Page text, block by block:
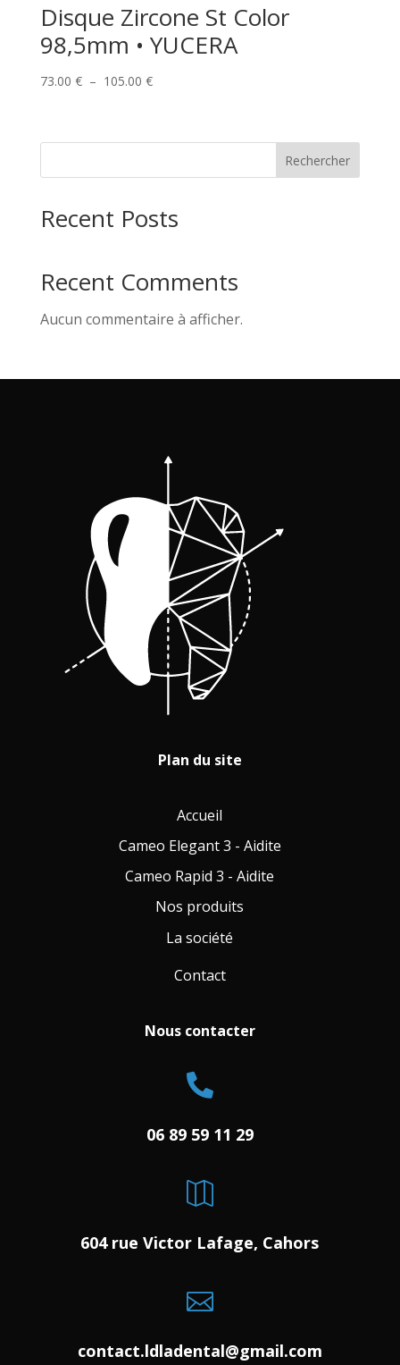
Disque Zircone St Color
98,5mm • YUCERA
73.00 € – 105.00 €Plage
73.00 €
105.00 €
Rechercher
Recent Posts
Recent Comments
Aucun commentaire à afficher.
Plan du site
Accueil
Cameo Elegant 3 - Aidite
Cameo Rapid 3 - Aidite
Nos produits
La société
Contact
Nous contacter

06 89 59 11 29

604 rue Victor Lafage, Cahors

contact.ldladental@gmail.com